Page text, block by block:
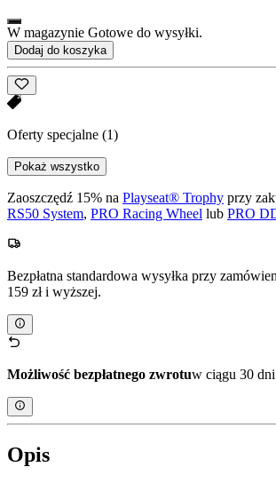
W magazynie Gotowe do wysyłki.
Dodaj do koszyka
Oferty specjalne (1)
Pokaż wszystko
Zaoszczędź 15% na Playseat® Trophy przy
RS50 System, PRO Racing Wheel lub PRO
Bezpłatna standardowa wysyłka przy
159 zł i wyższej.
Możliwość bezpłatnego zwrotuw ciągu 30
Opis